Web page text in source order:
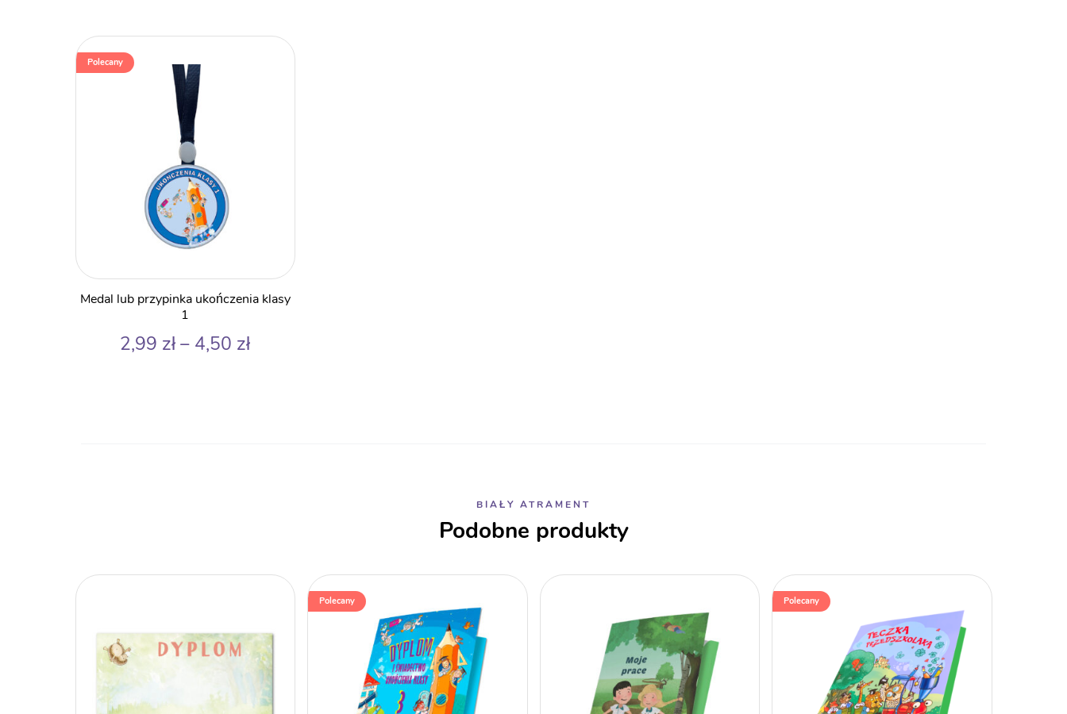
Polecany
Medal lub przypinka ukończenia klasy
1
2,99 zł – 4,50 złZakres
BIAŁY ATRAMENT
Podobne produkty
Polecany Polecany